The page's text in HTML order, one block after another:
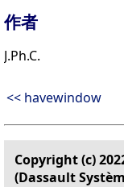
作者
J.Ph.C.
<< havewindow
Copyright (c)
(Dassault